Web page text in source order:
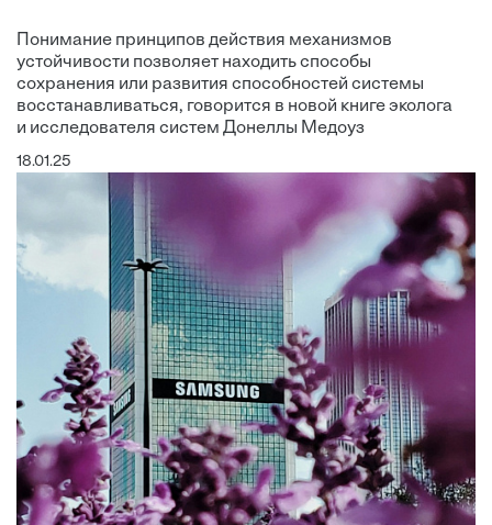
Понимание принципов действия механизмов
устойчивости позволяет находить способы
сохранения или развития способностей системы
восстанавливаться, говорится в новой книге эколога
и исследователя систем Донеллы Медоуз
18.01.25